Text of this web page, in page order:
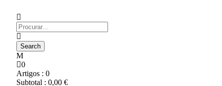
0
Artigos : 0
Subtotal : 0,00 €